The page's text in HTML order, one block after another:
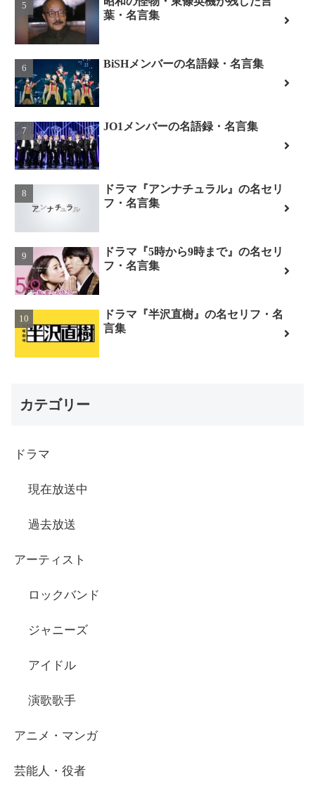
葉・名言集
BiSHメンバーの名語録・名言集
JO1メンバーの名語録・名言集
ドラマ『アンナチュラル』の名セリ
フ・名言集
ドラマ『5時から9時まで』の名セリ
フ・名言集
ドラマ『半沢直樹』の名セリフ・名
言集
カテゴリー
ドラマ
現在放送中
過去放送
アーティスト
ロックバンド
ジャニーズ
アイドル
演歌歌手
アニメ・マンガ
芸能人・役者